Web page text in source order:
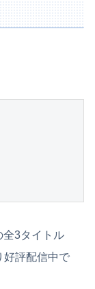
全3タイトル
好評配信中で